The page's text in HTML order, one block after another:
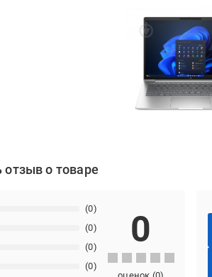
отзыв о товаре
(0)
(0)
(0)
(0)
0